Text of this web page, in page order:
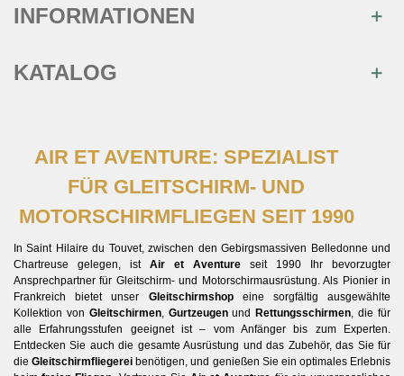
INFORMATIONEN
KATALOG
AIR ET AVENTURE: SPEZIALIST
FÜR GLEITSCHIRM- UND
MOTORSCHIRMFLIEGEN SEIT 1990
In Saint Hilaire du Touvet, zwischen den Gebirgsmassiven Belledonne und
Chartreuse gelegen, ist Air et Aventure seit 1990 Ihr bevorzugter
Ansprechpartner für Gleitschirm- und Motorschirmausrüstung. Als Pionier in
Frankreich bietet unser Gleitschirmshopeine sorgfältig ausgewählte
Kollektion von Gleitschirmen, Gurtzeugenund Rettungsschirmen, die für
alle Erfahrungsstufen geeignet ist – vom Anfänger bis zum Experten.
Entdecken Sie auch die gesamte Ausrüstung und das Zubehör, das Sie für
dieGleitschirmfliegerei benötigen, und genießen Sie ein optimales Erlebnis